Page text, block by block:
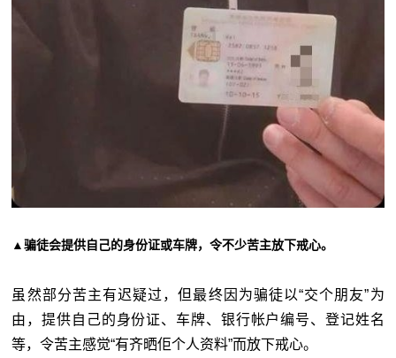
▲骗徒会提供自己的身份证或车牌，令不少苦主放下戒心。
虽然部分苦主有迟疑过，但最终因为骗徒以“交个朋友”为
由，提供自己的身份证、车牌、银行帐户编号、登记姓名
等，令苦主感觉“有齐晒佢个人资料”而放下戒心。